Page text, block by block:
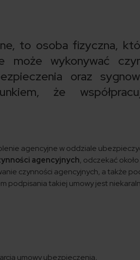
to osoba fizyczna,
może wykonywać
oraz
że
agencyjne w oddziale
agencyjnych, odczekać około
czynności agencyjnych, a także
podpisania takiej umowy jest
umowy ubezpieczenia,